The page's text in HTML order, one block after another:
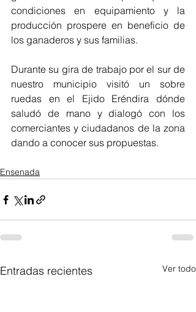
condiciones en equipamiento y la
producción prospere en beneficio de
los ganaderos y sus familias.
Durante su gira de trabajo por el sur de
nuestro municipio visitó un sobre
ruedas en el Ejido Eréndira dónde
saludó de mano y dialogó con los
comerciantes y ciudadanos de la zona
dando a conocer sus propuestas.
Ensenada
Entradas recientes Ver todo